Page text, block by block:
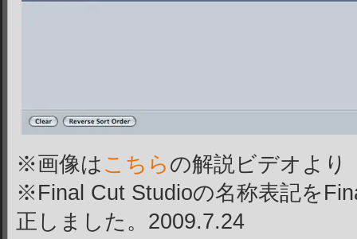
※画像は こちら の解説ビデオより
※Final Cut Studioの名称表記を
正しました。2009.7.24